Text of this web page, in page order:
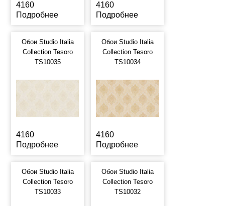
4160
Подробнее
4160
Подробнее
Обои Studio Italia
Collection Tesoro
TS10035
4160
Подробнее
Обои Studio Italia
Collection Tesoro
TS10034
4160
Подробнее
Обои Studio Italia
Collection Tesoro
TS10033
Обои Studio Italia
Collection Tesoro
TS10032